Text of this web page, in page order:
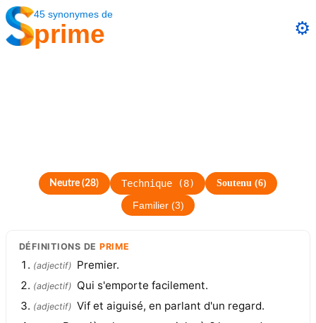
45synonymes de
prime ⚙️
Neutre (28) Technique(8) Soutenu(6)
Familier(3)
DÉFINITIONS DE PRIME
(adjectif) Premier.
(adjectif) Qui s'emporte facilement.
(adjectif) Vif et aiguisé, en parlant d'un regard.